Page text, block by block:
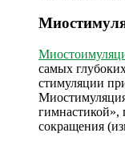
самых
стимуляции
гимнастикой»,
сокращения